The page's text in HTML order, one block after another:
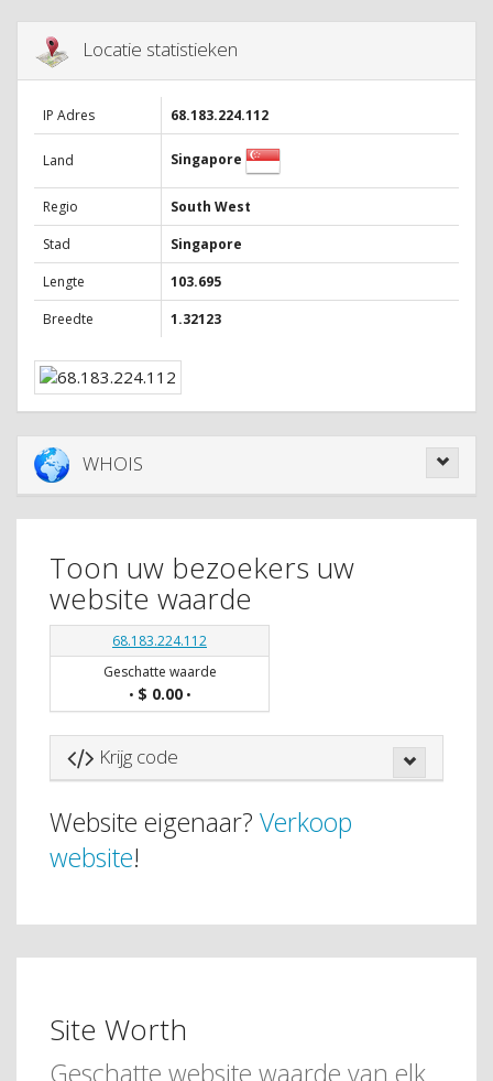
Locatie statistieken
IP Adres 68.183.224.112
Land Singapore
Regio
South West
Stad
Singapore
Lengte
103.695
Breedte
1.32123
WHOIS
Toon uw bezoekers uw
website waarde
68.183.224.112
Geschatte waarde
• $ 0.00•
Krijg code
Website eigenaar? Verkoop
website!
Site Worth
Geschatte website waarde van elk